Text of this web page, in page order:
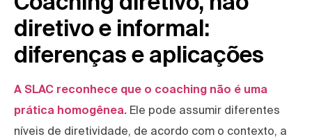
diretivo e informal:
diferenças e aplicações
A SLAC reconhece que o coaching não é uma
prática homogênea. Ele pode assumir diferentes
níveis de diretividade, de acordo com o contexto, a